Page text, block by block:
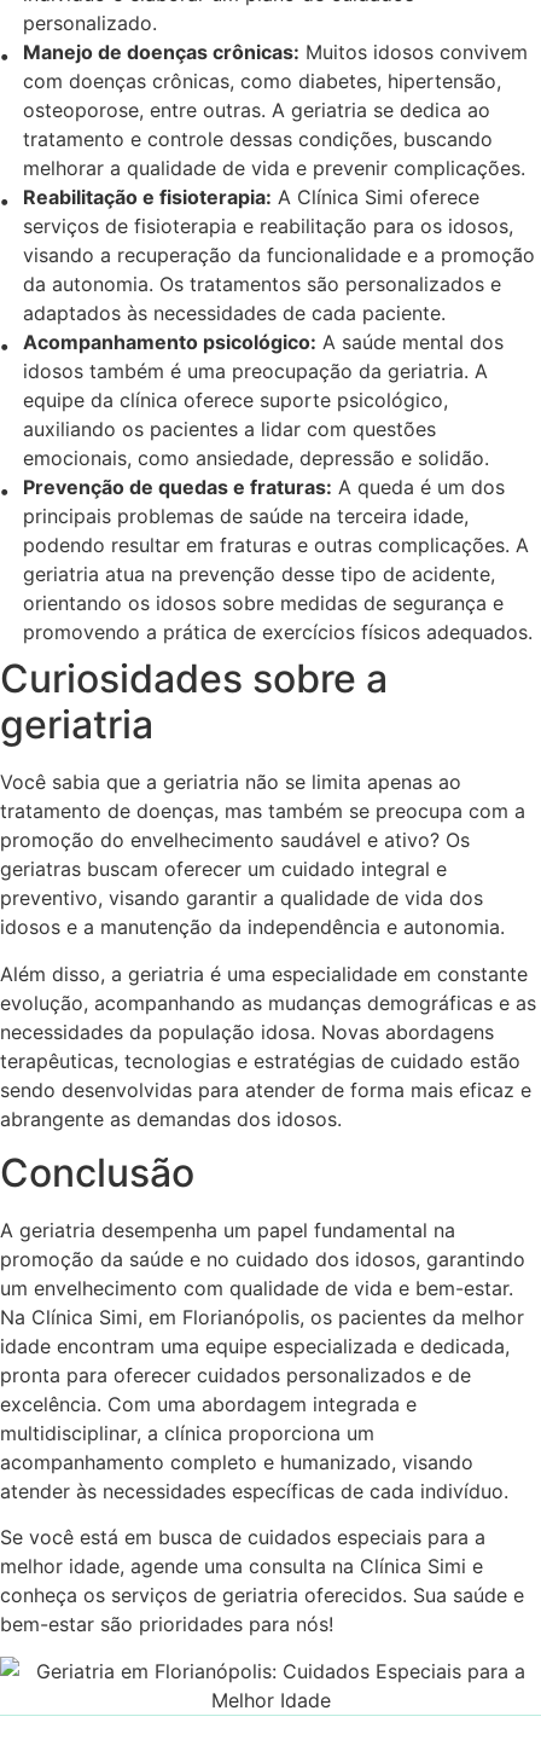
personalizado.
Manejo de doenças crônicas: Muitos idosos convivem
com doenças crônicas, como diabetes, hipertensão,
osteoporose, entre outras. A geriatria se dedica ao
tratamento e controle dessas condições, buscando
melhorar a qualidade de vida e prevenir complicações.
Reabilitação e fisioterapia: A Clínica Simi oferece
serviços de fisioterapia e reabilitação para os idosos,
visando a recuperação da funcionalidade e a promoção
da autonomia. Os tratamentos são personalizados e
adaptados às necessidades de cada paciente.
Acompanhamento psicológico: A saúde mental dos
idosos também é uma preocupação da geriatria. A
equipe da clínica oferece suporte psicológico,
auxiliando os pacientes a lidar com questões
emocionais, como ansiedade, depressão e solidão.
Prevenção de quedas e fraturas: A queda é um dos
principais problemas de saúde na terceira idade,
podendo resultar em fraturas e outras complicações. A
geriatria atua na prevenção desse tipo de acidente,
orientando os idosos sobre medidas de segurança e
promovendo a prática de exercícios físicos adequados.
Curiosidades sobre a
geriatria
Você sabia que a geriatria não se limita apenas ao
tratamento de doenças, mas também se preocupa com a
promoção do envelhecimento saudável e ativo? Os
geriatras buscam oferecer um cuidado integral e
preventivo, visando garantir a qualidade de vida dos
idosos e a manutenção da independência e autonomia.
Além disso, a geriatria é uma especialidade em constante
evolução, acompanhando as mudanças demográficas e as
necessidades da população idosa. Novas abordagens
terapêuticas, tecnologias e estratégias de cuidado estão
sendo desenvolvidas para atender de forma mais eficaz e
abrangente as demandas dos idosos.
Conclusão
A geriatria desempenha um papel fundamental na
promoção da saúde e no cuidado dos idosos, garantindo
um envelhecimento com qualidade de vida e bem-estar.
Na Clínica Simi, em Florianópolis, os pacientes da melhor
idade encontram uma equipe especializada e dedicada,
pronta para oferecer cuidados personalizados e de
excelência. Com uma abordagem integrada e
multidisciplinar, a clínica proporciona um
acompanhamento completo e humanizado, visando
atender às necessidades específicas de cada indivíduo.
Se você está em busca de cuidados especiais para a
melhor idade, agende uma consulta na Clínica Simi e
conheça os serviços de geriatria oferecidos. Sua saúde e
bem-estar são prioridades para nós!